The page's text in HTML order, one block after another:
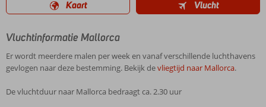
Kaart Vlucht
Vluchtinformatie Mallorca
Er wordt meerdere malen per week en vanaf verschillende luchthavens
gevlogen naar deze bestemming. Bekijk devliegtijd naar Mallorca.
De vluchtduur naar Mallorca bedraagt ca. 2.30 uur